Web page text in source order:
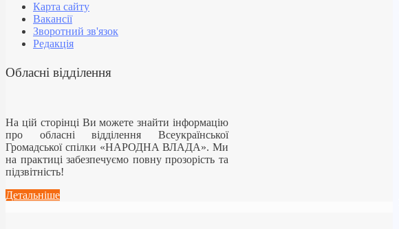
Карта сайту
Вакансії
Зворотний зв'язок
Редакція
Обласні відділення
На цій сторінці Ви можете знайти інформацію
про обласні відділення Всеукраїнської
Громадської спілки «НАРОДНА ВЛАДА». Ми
на практиці забезпечуємо повну прозорість та
підзвітність!
Детальніше